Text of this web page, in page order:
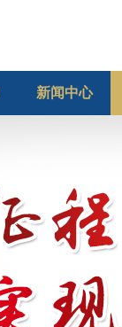
新闻中心